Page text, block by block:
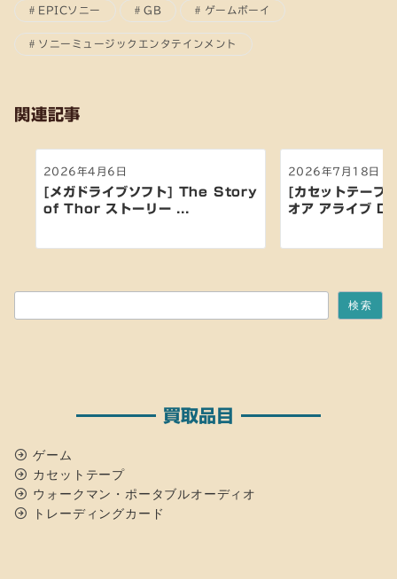
EPICソニー GB ゲームボーイ
ソニーミュージックエンタテインメント
関連記事
2026年4月6日
[メガドライブソフト] The Story
of Thor ストーリー ...
2026年7月18日
[カセットテープ:
オア アライブ
検索
買取品目
ゲーム
カセットテープ
ウォークマン・ポータブルオーディオ
トレーディングカード